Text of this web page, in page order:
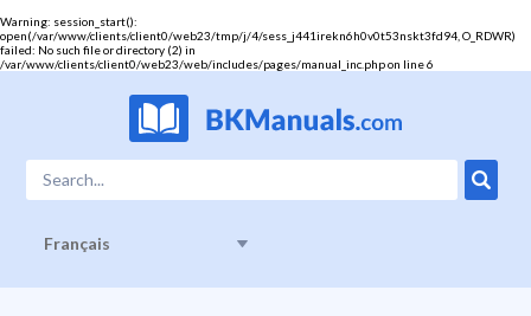
Warning: session_start():
open(/var/www/clients/client0/web23/tmp/j/4/sess_j441irekn6h0v0t53nskt3fd94, O_RDWR)
failed: No such file or directory (2) in
/var/www/clients/client0/web23/web/includes/pages/manual_inc.phpon line6
Français